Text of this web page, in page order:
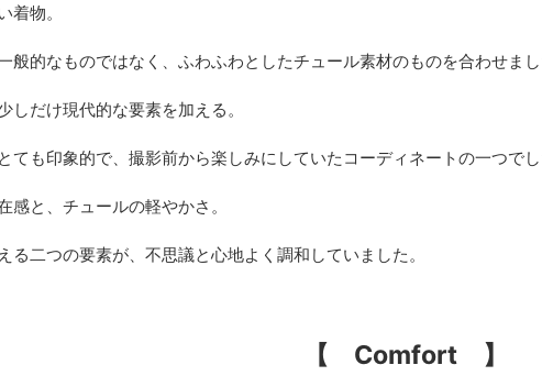
着物。
般的なものではなく、ふわふわとしたチュール素材のものを合わせま
しだけ現代的な要素を加える。
ても印象的で、撮影前から楽しみにしていたコーディネートの一つで
感と、チュールの軽やかさ。
る二つの要素が、不思議と心地よく調和していました。
【 Comfort 】